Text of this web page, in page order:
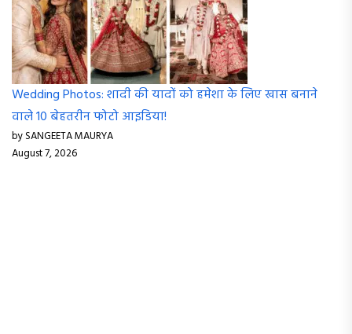
Wedding Photos: शादी की यादों को हमेशा के लिए खास बनाने
वाले 10 बेहतरीन फोटो आइडिया!
by SANGEETA MAURYA
August 7, 2026